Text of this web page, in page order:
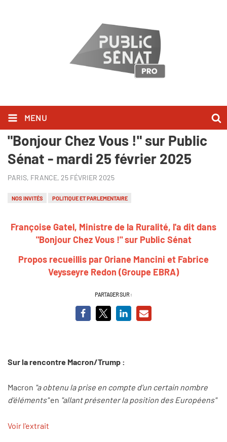
MENU
Françoise Gatel l'a dit dans
"Bonjour Chez Vous !" sur Public
Sénat - mardi 25 février 2025
PARIS, FRANCE, 25 FÉVRIER 2025
NOS INVITÉS POLITIQUE ET PARLEMENTAIRE
Françoise Gatel, Ministre de la Ruralité, l'a dit dans
"Bonjour Chez Vous !" sur Public Sénat
Propos recueillis par Oriane Mancini et Fabrice
Veysseyre Redon (Groupe EBRA)
PARTAGER SUR :
Sur la rencontre Macron/Trump :
Macron "a obtenu la prise en compte d'un certain nombre
d'éléments"en "allant présenter la position des Européens"
Voir l'extrait